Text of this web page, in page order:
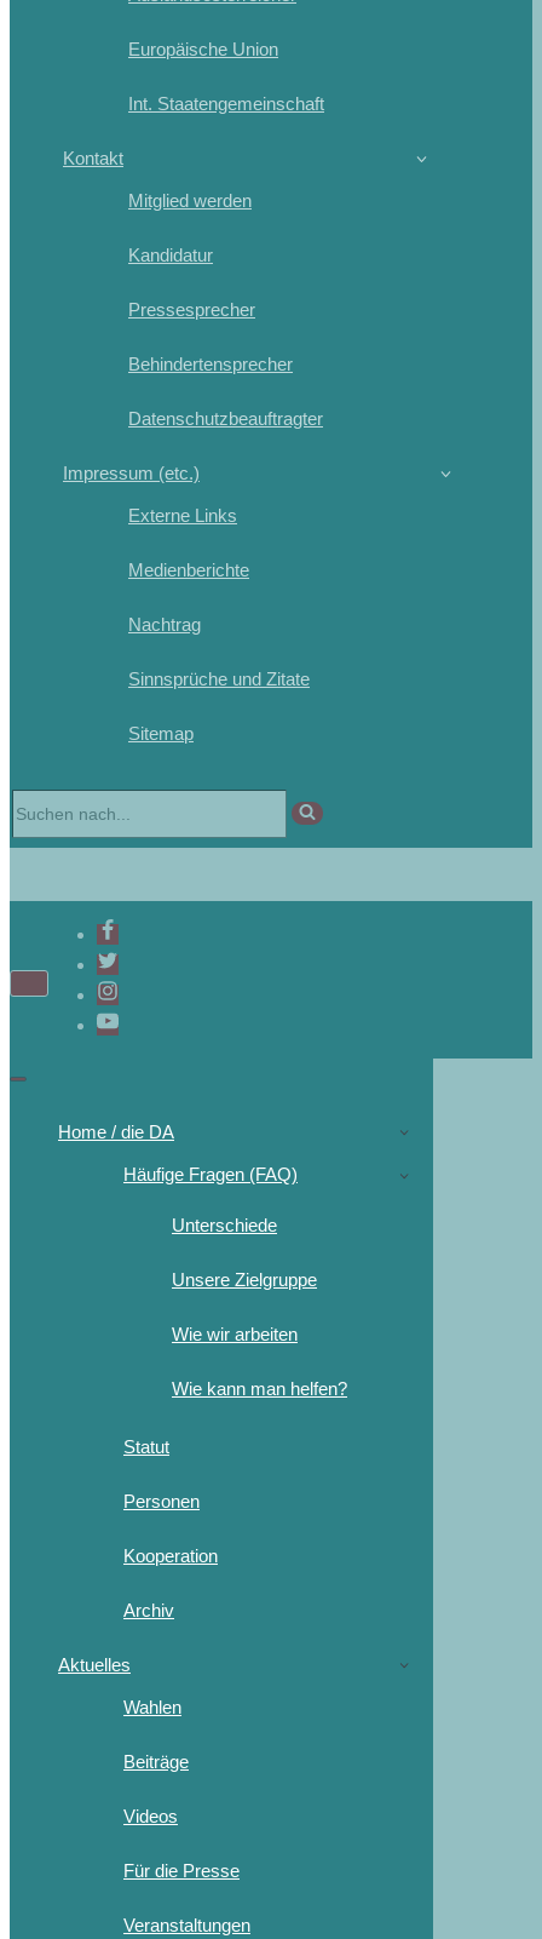
Europäische Union
Int. Staatengemeinschaft
Kontakt
Mitglied werden
Kandidatur
Pressesprecher
Behindertensprecher
Datenschutzbeauftragter
Impressum (etc.)
Externe Links
Medienberichte
Nachtrag
Sinnsprüche und Zitate
Sitemap
Home / die DA
Häufige Fragen (FAQ)
Unterschiede
Unsere Zielgruppe
Wie wir arbeiten
Wie kann man helfen?
Statut
Personen
Kooperation
Archiv
Aktuelles
Wahlen
Beiträge
Videos
Für die Presse
Veranstaltungen